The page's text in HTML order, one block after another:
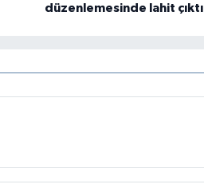
düzenlemesinde lahit çıktı